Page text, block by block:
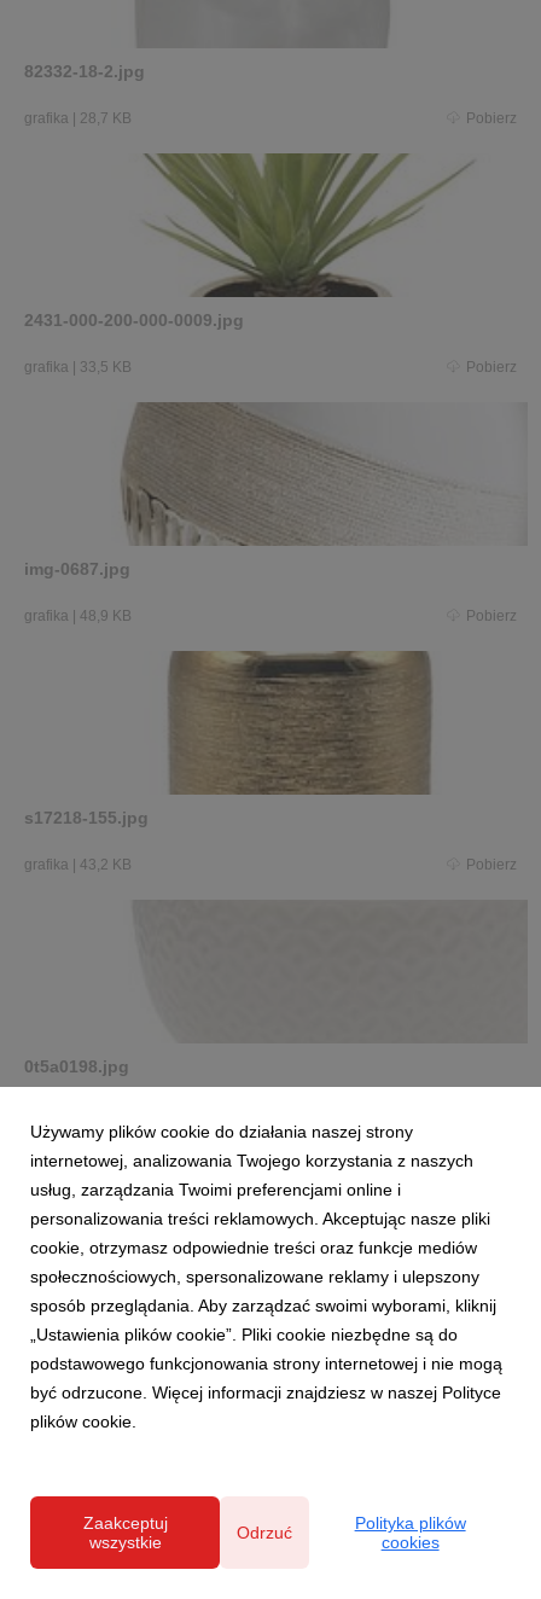
82332-18-2.jpg
grafika 28,7 KB Pobierz
2431-000-200-000-0009.jpg
grafika 33,5 KB Pobierz
img-0687.jpg
grafika 48,9 KB Pobierz
s17218-155.jpg
grafika 43,2 KB Pobierz
0t5a0198.jpg
cc-108-6a.jpg
grafika|49,9 KB Pobierz
poduszka-jungle-liscie.jpg
Używamy plików cookie do działania naszej strony
internetowej, analizowania Twojego korzystania z naszych
usług, zarządzania Twoimi preferencjami online i
personalizowania treści reklamowych. Akceptując nasze pliki
cookie, otrzymasz odpowiednie treści oraz funkcje mediów
społecznościowych, spersonalizowane reklamy i ulepszony
sposób przeglądania. Aby zarządzać swoimi wyborami, kliknij
„Ustawienia plików cookie”. Pliki cookie niezbędne są do
podstawowego funkcjonowania strony internetowej i nie mogą
być odrzucone. Więcej informacji znajdziesz w naszej Polityce
plików cookie.
Zaakceptuj
wszystkie
Odrzuć
Polityka plików
cookies